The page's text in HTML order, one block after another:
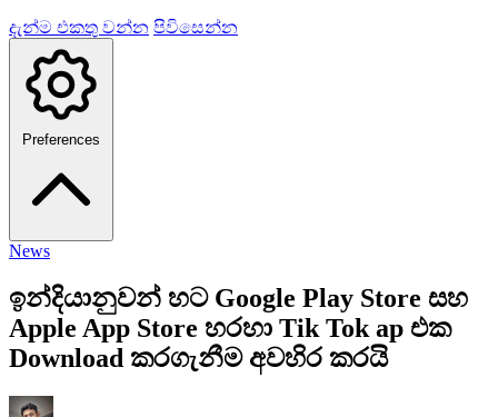
දැන්ම එකතු වන්න පිවිසෙන්න
Preferences
News
ඉන්දියානුවන් හට Google Play Store සහ
Apple App Store හරහා Tik Tok ap එක
Download කරගැනීම අවහිර කරයි